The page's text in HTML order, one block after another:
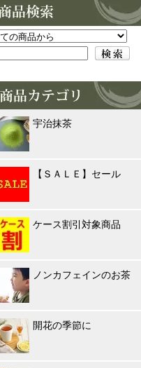
宇治抹茶
【ＳＡＬＥ】セール
ケース割引対象商品
ノンカフェインのお茶
開花の季節に